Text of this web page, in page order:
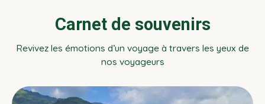
Carnet de souvenirs
Revivez les émotions d’un voyage à travers les yeux de
nos voyageurs